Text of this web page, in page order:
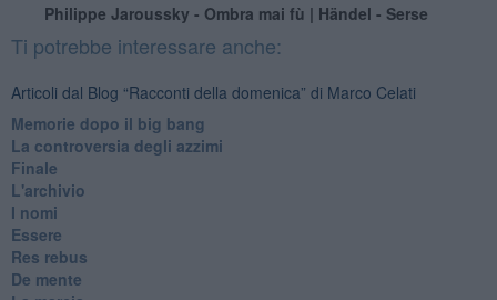
Philippe Jaroussky - Ombra mai fù | Händel - Serse
Ti potrebbe interessare anche:
Articoli dal Blog “Racconti della domenica” di Marco Celati
Memorie dopo il big bang
La controversia degli azzimi
Finale
L'archivio
I nomi
Essere
Res rebus
De mente